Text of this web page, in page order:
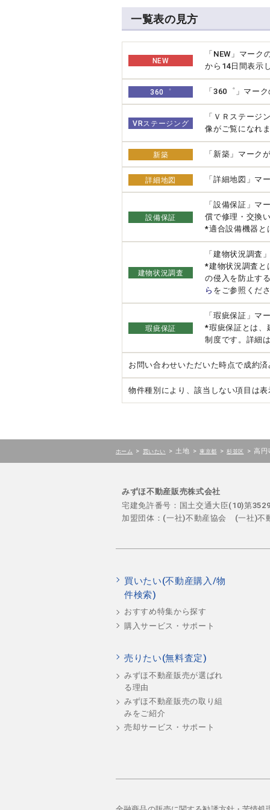
一覧表の見方
NEW
「NEW」マー
から14日間表示
360゜ 「360゜」マー
VRステージング
「ＶＲステージ
像がご覧になれ
新築 「新築」マーク
詳細地図 「詳細地図」マ
設備保証
「設備保証」マ
償で修理・交換
*適合設備機器と
建物状況調査
「建物状況調査
*建物状況調査と
の侵入を防止す
ら をご参照くだ
瑕疵保証
「瑕疵保証」マ
*瑕疵保証とは、
制度です。詳細
お問い合わせいただいた時点で成約
物件種別により、該当しない項目は
ホーム > 買いたい > 土地 > 東京都 > 杉並区 > 高円
みずほ不動産販売株式会社
宅建免許番号：国土交通大臣(10)第
加盟団体：(一社)不動産協会 (一社)
買いたい(不動産購入/物
件検索)
おすすめ特集から探す
購入サービス・サポート
売りたい(無料査定)
みずほ不動産販売が選ばれ
る理由
みずほ不動産販売の取り組
みをご紹介
売却サービス・サポート